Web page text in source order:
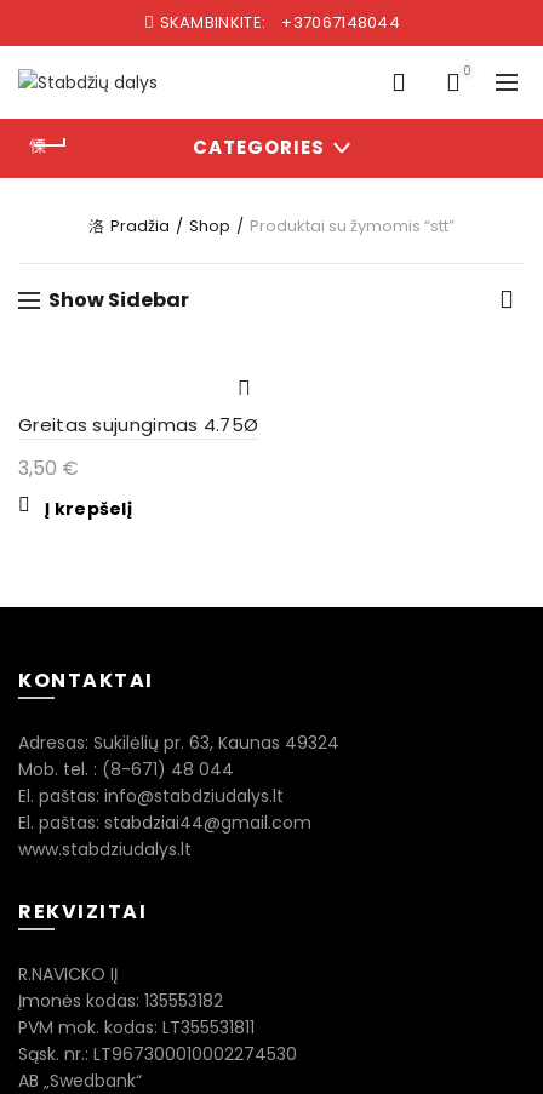
SKAMBINKITE: +37067148044
0
CATEGORIES
Pradžia Shop Produktai su žymomis “stt”
Show Sidebar
Greitas sujungimas 4.75Ø
3,50 €
Į krepšelį
KONTAKTAI
Adresas: Sukilėlių pr. 63, Kaunas 49324
Mob. tel. : (8-671) 48 044
El. paštas: info@stabdziudalys.lt
El. paštas: stabdziai44@gmail.com
www.stabdziudalys.lt
REKVIZITAI
R.NAVICKO IĮ
Įmonės kodas: 135553182
PVM mok. kodas: LT355531811
Sąsk. nr.: LT967300010002274530
AB „Swedbank“